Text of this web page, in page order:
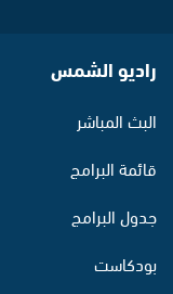
راديو الشمس
البث المباشر
قائمة البرامج
جدول البرامج
بودكاست